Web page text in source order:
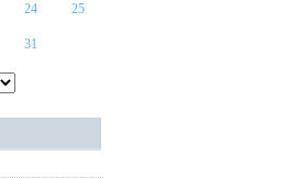
24 25
31